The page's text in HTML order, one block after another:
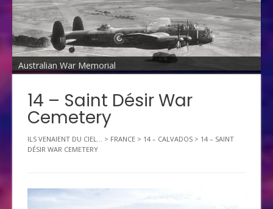
Australian War Memorial
14 – Saint Désir War
Cemetery
ILS VENAIENT DU CIEL... > FRANCE > 14 – CALVADOS > 14 – SAINT
DÉSIR WAR CEMETERY